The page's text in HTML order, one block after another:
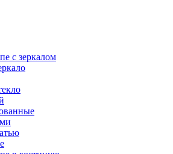
с зеркалом